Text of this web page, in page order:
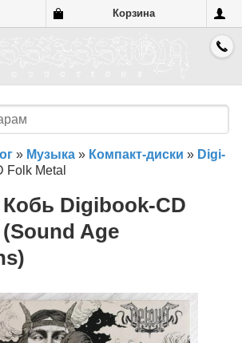
Корзина
» Музыка » Компакт-диски » Digi-
Folk Metal
Digibook-CD
Age